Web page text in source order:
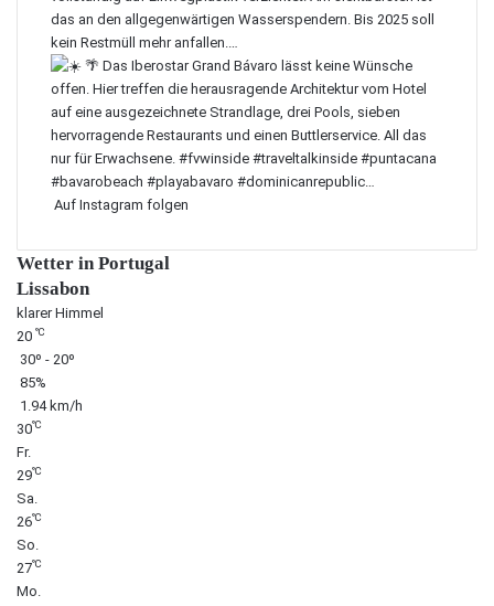
Auf Instagram folgen
Wetter in Portugal
Lissabon
klarer Himmel
20 ℃
30º - 20º
85%
1.94 km/h
30℃
Fr.
29℃
Sa.
26℃
So.
27℃
Mo.